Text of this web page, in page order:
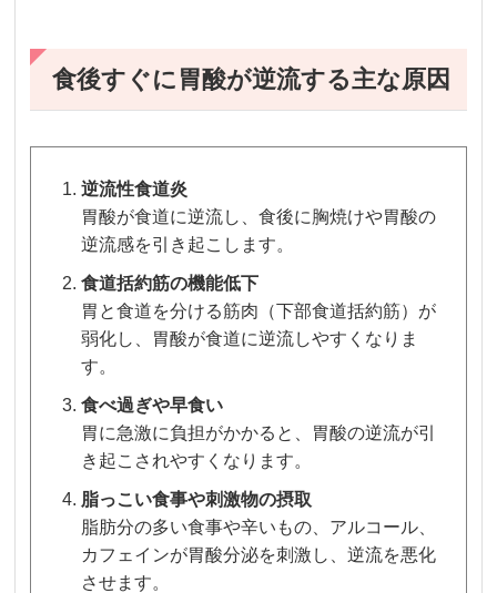
食後すぐに胃酸が逆流する主な原因
逆流性食道炎
胃酸が食道に逆流し、食後に胸焼けや胃酸の
逆流感を引き起こします。
食道括約筋の機能低下
胃と食道を分ける筋肉（下部食道括約筋）が
弱化し、胃酸が食道に逆流しやすくなりま
す。
食べ過ぎや早食い
胃に急激に負担がかかると、胃酸の逆流が引
き起こされやすくなります。
脂っこい食事や刺激物の摂取
脂肪分の多い食事や辛いもの、アルコール、
カフェインが胃酸分泌を刺激し、逆流を悪化
させます。